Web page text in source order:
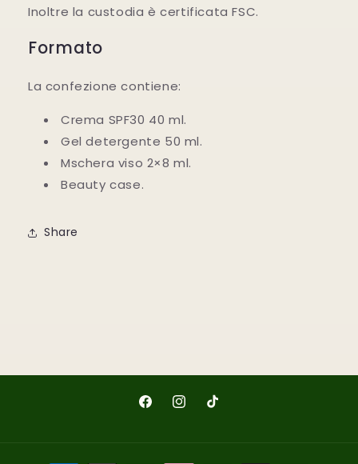
Inoltre la custodia è certificata FSC.
Formato
La confezione contiene:
Crema SPF30 40 ml.
Gel detergente 50 ml.
Mschera viso 2×8 ml.
Beauty case.
Share
FacebookInstagram
TikTok